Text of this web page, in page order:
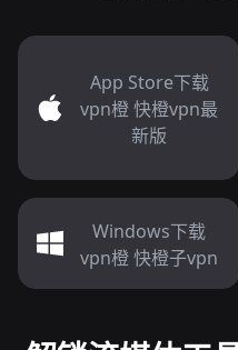
App Store下载
vpn橙 快橙vpn最
新版
Windows下载
vpn橙 快橙子vpn